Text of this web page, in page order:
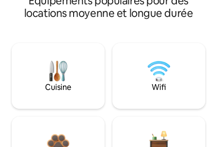
locations moyenne et longue durée
Cuisine Wifi